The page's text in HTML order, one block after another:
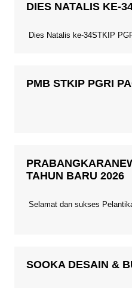
DIES NATALIS KE-
Dies Natalis ke-34STKIP
PMB STKIP PGRI
TAHUN BARU 2026
Selamat dan sukses
SOOKA DESAIN &